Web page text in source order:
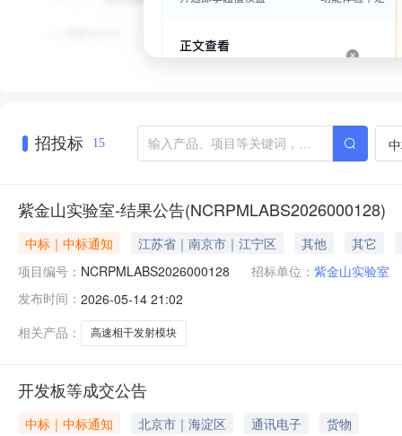
招投标 15
紫金山实验室-结果公告(NCRPMLABS2026000128)
中标｜中标通知 江苏省｜南京市｜江宁区 其他
其它
项目编号： NCRPMLABS2026000128 招标单位： 紫金山实验室
发布时间： 2026-05-14 21:02
相关产品：
高速相干发射模块
开发板等成交公告
中标｜中标通知 北京市｜海淀区 通讯电子
货物